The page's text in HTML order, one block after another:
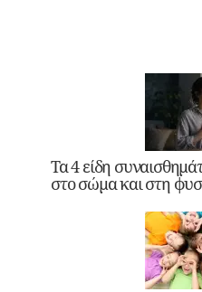
Τα 4 είδη
στο σώμα και στη